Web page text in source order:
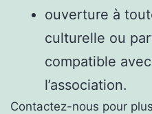
ouverture à
culturelle ou
compatible
l’association.
Contactez-nous pour